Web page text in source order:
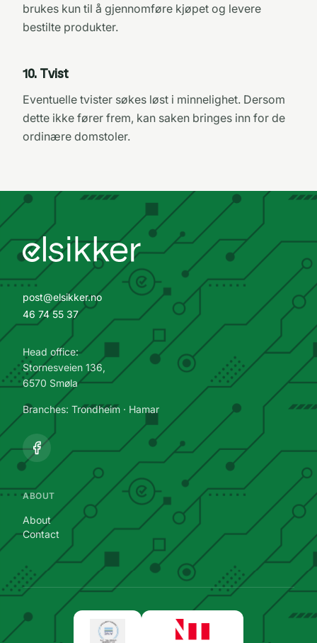
brukes kun til å gjennomføre kjøpet og levere
bestilte produkter.
10. Tvist
Eventuelle tvister søkes løst i minnelighet. Dersom
dette ikke fører frem, kan saken bringes inn for de
ordinære domstoler.
post@elsikker.no
46 74 55 37
Head office:
Stornesveien 136,
6570 Smøla
Branches: Trondheim · Hamar
ABOUT
About
Contact